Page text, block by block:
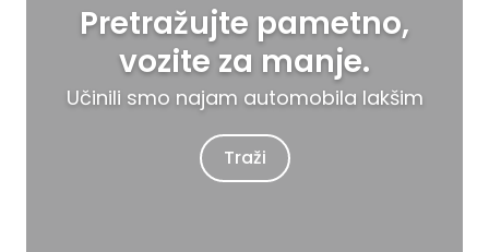
Pretražujte pametno,
vozite za manje.
Učinili smo najam automobila lakšim
Traži